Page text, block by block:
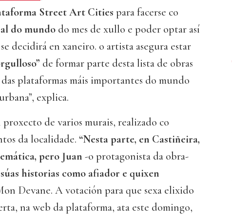
Street Art Cities para facerse co
do mundo do mes de xullo e poder optar así
decidirá en xaneiro. o artista asegura estar
de formar parte desta lista de obras
das plataformas máis importantes do mundo
explica.
de varios murais, realizado co
da localidade. “Nesta parte, en Castiñeira,
pero Juan -o protagonista da obra-
historias como afiador e quixen
Devane. A votación para que sexa elixido
na web da plataforma, ata este domingo,